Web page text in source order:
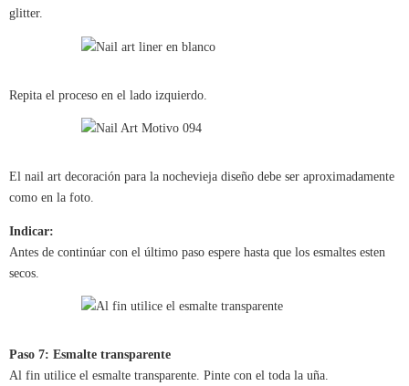
glitter.
Repita el proceso en el lado izquierdo.
El nail art decoración para la nochevieja diseño debe ser aproximadamente
como en la foto.
Indicar:
Antes de continúar con el último paso espere hasta que los esmaltes esten
secos.
Paso 7: Esmalte transparente
Al fin utilice el esmalte transparente. Pinte con el toda la uña.